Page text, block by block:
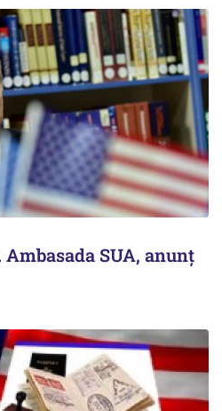
Ambasada SUA, anunț